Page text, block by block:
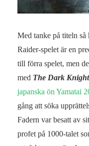
Med tanke på titeln
Raider-spelet är en
till förra spelet, men
med The Dark Knight
japanska ön Yamatai
gång att söka
Fadern var besatt av
profet på 1000-talet